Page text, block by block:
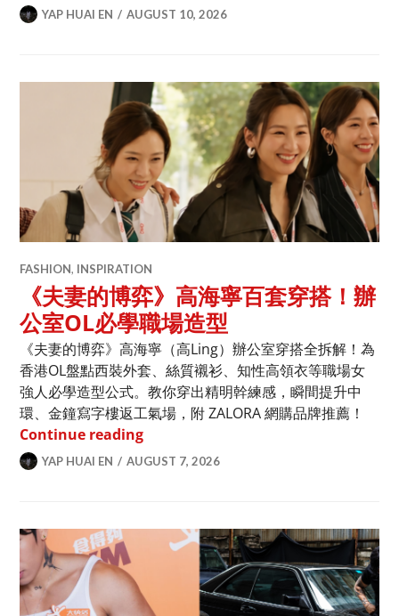
YAP HUAI EN AUGUST 10, 2026
FASHION, INSPIRATION
《夫妻的博弈》高海寧百套穿搭！辦
公室OL必學職場造型
《夫妻的博弈》高海寧（高Ling）辦公室穿搭全拆解！為
香港OL盤點西裝外套、絲質襯衫、知性高領衣等職場女
強人必學造型公式。教你穿出精明幹練感，瞬間提升中
環、金鐘寫字樓返工氣場，附 ZALORA 網購品牌推薦！
Continue reading《夫妻的博弈》高海寧百套穿搭！辦公
YAP HUAI EN AUGUST 7, 2026